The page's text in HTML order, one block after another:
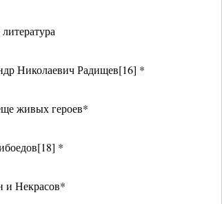
Николаевич Радищев[16] *
живых героев*
*
Некрасов*